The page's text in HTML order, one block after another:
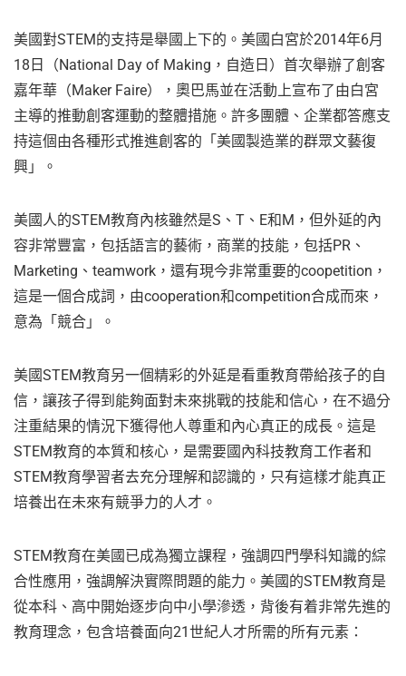
美國對STEM的支持是舉國上下的。美國白宮於2014年6月
18日（National Day of Making，自造日）首次舉辦了創客
嘉年華（Maker Faire），奧巴馬並在活動上宣布了由白宮
主導的推動創客運動的整體措施。許多團體、企業都答應支
持這個由各種形式推進創客的「美國製造業的群眾文藝復
興」。
美國人的STEM教育內核雖然是S、T、E和M，但外延的內
容非常豐富，包括語言的藝術，商業的技能，包括PR、
Marketing、teamwork，還有現今非常重要的coopetition，
這是一個合成詞，由cooperation和competition合成而來，
意為「競合」。
美國STEM教育另一個精彩的外延是看重教育帶給孩子的自
信，讓孩子得到能夠面對未來挑戰的技能和信心，在不過分
注重結果的情況下獲得他人尊重和內心真正的成長。這是
STEM教育的本質和核心，是需要國內科技教育工作者和
STEM教育學習者去充分理解和認識的，只有這樣才能真正
培養出在未來有競爭力的人才。
STEM教育在美國已成為獨立課程，強調四門學科知識的綜
合性應用，強調解決實際問題的能力。美國的STEM教育是
從本科、高中開始逐步向中小學滲透，背後有着非常先進的
教育理念，包含培養面向21世紀人才所需的所有元素：